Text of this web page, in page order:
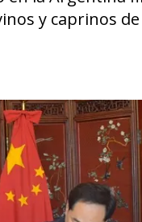
y caprinos